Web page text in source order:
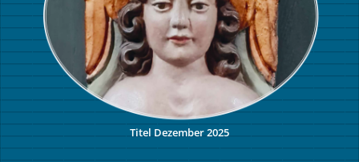
Autoren
Kontakt
Titel Dezember 2025